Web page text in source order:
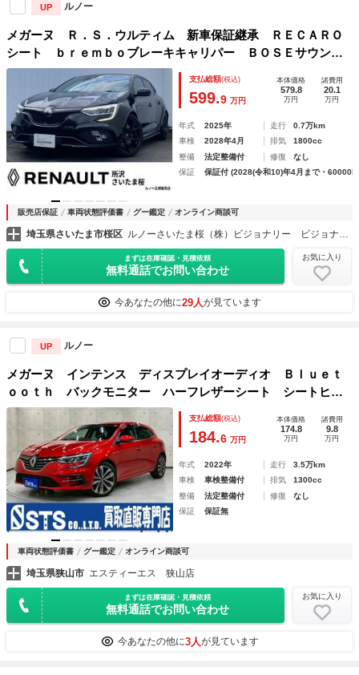
UP ルノー
メガーヌ Ｒ．Ｓ．ウルティム 新車保証継承 ＲＥＣＡＲＯ
シート ｂｒｅｍｂｏブレーキキャリパー ＢＯＳＥサウン
ド 純正１９インチＡＷ ＥＴＣ デジタルインナーミラー
ＡＣＣ Ｂカメ ＡｐｐｌｅＣａｒＰｌａｙ Ａｎｄｒｏｉｄ
Ａｕｔｏ
支払総額(税込)
599.9 万円
本体価格
579.8
万円
諸費用
20.1
万円
年式 2025年 走行
0.7万km
車検
2028年4月 排気
1800cc
整備
法定整備付 修復
なし
保証
保証付 (2028(令和10)年4月まで・
販売店保証 車両状態評価書 グー鑑定 オンライン商談可
埼玉県さいたま市桜区 ルノーさいたま桜（株）ビジョナリー ビジョナグループ
まずは在庫確認・見積依頼
無料通話でお問い合わせ
お気に入り
今あなたの他に29人が見ています
UP ルノー
メガーヌ インテンス ディスプレイオーディオ Ｂｌｕｅｔ
ｏｏｔｈ バックモニター ハーフレザーシート シートヒー
ター ＬＥＤヘッドライト フォグ 純正１８インチＡＷ レ
ーダークルーズ ドラレコ カードキー 予備キー ＥＴＣ
支払総額(税込)
184.6 万円
本体価格
174.8
万円
諸費用
9.8
万円
年式 2022年 走行
3.5万km
車検
車検整備付 排気
1300cc
整備
法定整備付 修復
なし
保証
保証無
車両状態評価書 グー鑑定 オンライン商談可
埼玉県狭山市 エスティーエス 狭山店
まずは在庫確認・見積依頼
無料通話でお問い合わせ
お気に入り
今あなたの他に3人が見ています